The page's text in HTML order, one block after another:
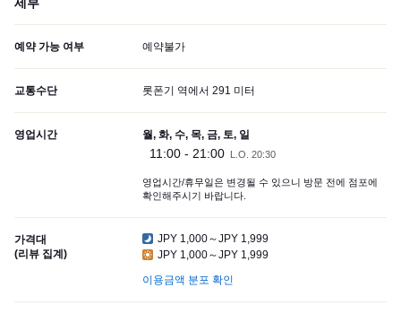
세부
예약 가능 여부 예약불가
교통수단 롯폰기 역에서 291 미터
영업시간 월, 화, 수, 목, 금, 토, 일
11:00 - 21:00 L.O. 20:30
영업시간/휴무일은 변경될 수 있으니 방문 전에 점포에
확인해주시기 바랍니다.
가격대
(리뷰 집계)
JPY 1,000～JPY 1,999
JPY 1,000～JPY 1,999
이용금액 분포 확인